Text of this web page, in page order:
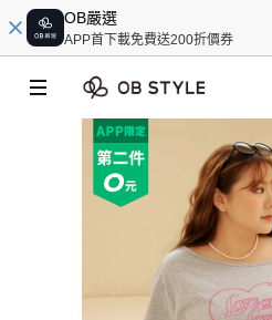
OB嚴選
APP首下載免費送200折價券